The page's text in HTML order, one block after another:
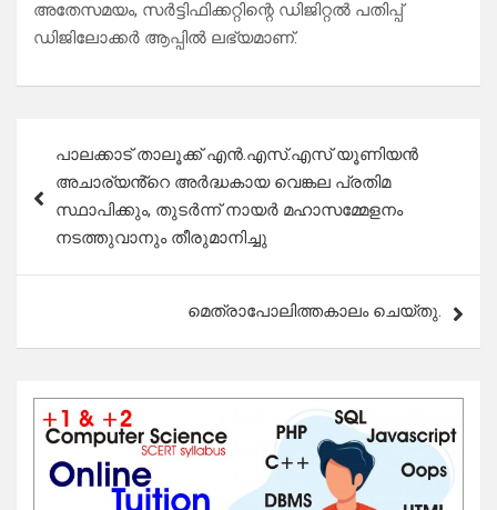
അതേസമയം, സർട്ടിഫിക്കറ്റിന്റെ ഡിജിറ്റൽ പതിപ്പ്
ഡിജിലോക്കർ ആപ്പിൽ ലഭ്യമാണ്.
navigation
പാലക്കാട് താലൂക്ക് എൻ.എസ്.എസ് യൂണിയൻ
അചാര്യൻ്റെ അർദ്ധകായ വെങ്കല പ്രതിമ
സ്ഥാപിക്കും, തുടർന്ന് നായർ മഹാസമ്മേളനം
നടത്തുവാനും തീരുമാനിച്ചു
മെത്രാപോലിത്തകാലം ചെയ്തു.